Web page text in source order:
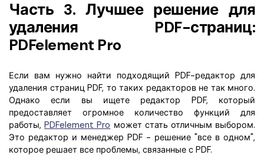
Часть 3. Лучшее решение для
удаления PDF-страниц:
PDFelement Pro
Если вам нужно найти подходящий PDF-редактор для
удаления страниц PDF, то таких редакторов не так много.
Однако если вы ищете редактор PDF, который
предоставляет огромное количество функций для
работы,PDFelement Pro может стать отличным выбором.
Это редактор и менеджер PDF - решение "все в одном",
которое решает все проблемы, связанные с PDF.